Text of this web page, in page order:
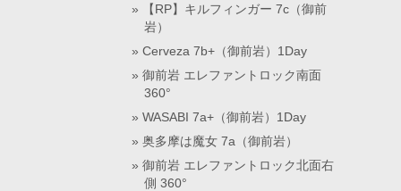
【RP】キルフィンガー 7c（御前
岩）
Cerveza 7b+（御前岩）1Day
御前岩 エレファントロック南面
360°
WASABI 7a+（御前岩）1Day
奥多摩は魔女 7a（御前岩）
御前岩 エレファントロック北面右
側 360°